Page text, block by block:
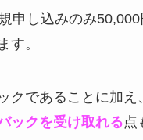
申し込みのみ50,000
す。
クであることに加え、
ックを受け取れる点